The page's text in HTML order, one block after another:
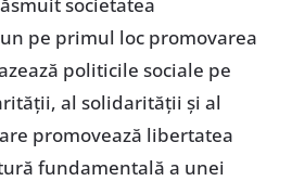
pe primul loc promovarea
politicile sociale pe
al solidarității și al
promovează libertatea
fundamentală a unei